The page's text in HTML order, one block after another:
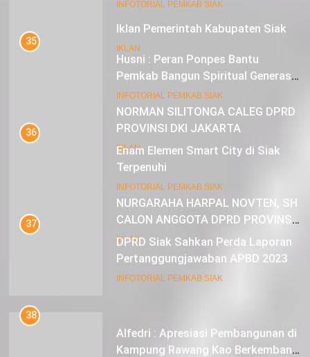
Iklan Pemerintah Kabupaten Siak
IKLAN
NORMAN SILITONGA CALEG DPRD
PROVINSI DKI JAKARTA
IKLAN
NURGARAHA HARPAL NOVTEN, SH
CALON ANGGOTA DPRD PROVINSI
DKI JAKARTA
IKLAN
INFOTORIAL PEMKAB SIAK
35
Husni : Peran Ponpes Bantu
Pemkab Bangun Spiritual Generasi
Muda
INFOTORIAL PEMKAB SIAK
36
Enam Elemen Smart City di Siak
Terpenuhi
INFOTORIAL PEMKAB SIAK
37
DPRD Siak Sahkan Perda Laporan
Pertanggungjawaban APBD 2023
INFOTORIAL PEMKAB SIAK
38
Alfedri : Apresiasi Pembangunan di
Kampung Rawang Kao Berkembang